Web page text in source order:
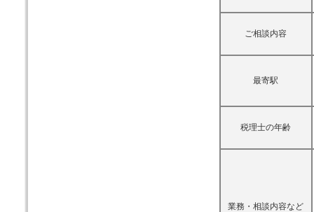
ご相談内容
最寄駅
税理士の年齢
業務・相談内容など